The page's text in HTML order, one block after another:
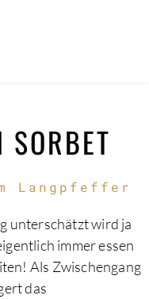
Langpfeffer
unterschätzt wird ja
immer essen
Als Zwischengang
das